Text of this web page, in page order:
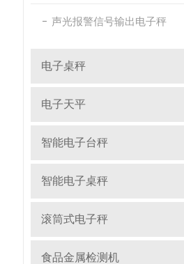
声光报警信号输出电子秤
电子桌秤
电子天平
智能电子台秤
智能电子桌秤
滚筒式电子秤
食品金属检测机